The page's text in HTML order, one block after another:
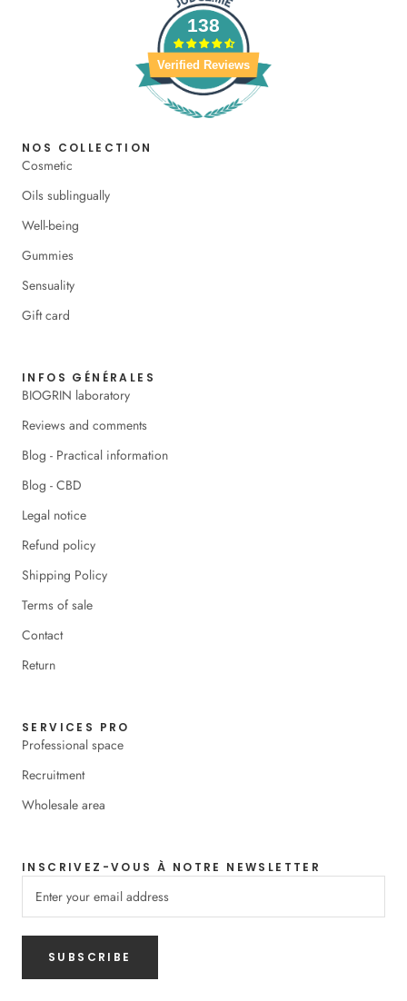
138
Verified Reviews
NOS COLLECTION
Cosmetic
Oils sublingually
Well-being
Gummies
Sensuality
Gift card
INFOS GÉNÉRALES
BIOGRIN laboratory
Reviews and comments
Blog - Practical information
Blog - CBD
Legal notice
Refund policy
Shipping Policy
Terms of sale
Contact
Return
SERVICES PRO
Professional space
Recruitment
Wholesale area
INSCRIVEZ-VOUS À NOTRE NEWSLETTER
SUBSCRIBE